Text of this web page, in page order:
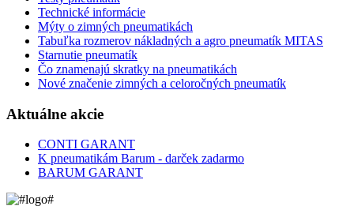
Technické informácie
Mýty o zimných pneumatikách
Tabuľka rozmerov nákladných a agro pneumatík MITAS
Starnutie pneumatík
Čo znamenajú skratky na pneumatikách
Nové značenie zimných a celoročných pneumatík
Aktuálne akcie
CONTI GARANT
K pneumatikám Barum - darček zadarmo
BARUM GARANT